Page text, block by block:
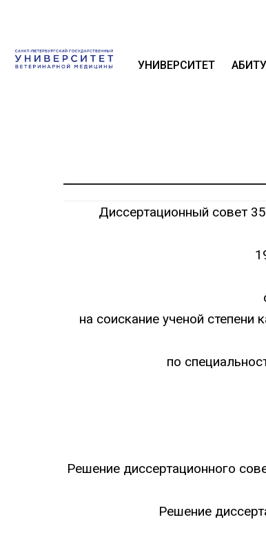
УНИВЕРСИТЕТ
Диссертационный совет
на соискание ученой степени
по
Решение диссертационного
Решение